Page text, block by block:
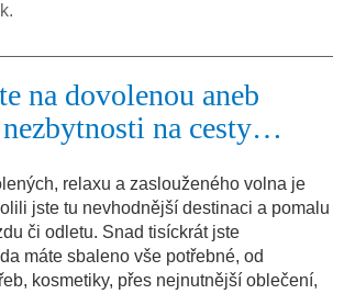
na dovolenou aneb
na cesty…
relaxu a zaslouženého volna je
jste tu nevhodnější destinaci a pomalu
či odletu. Snad tisíckrát jste
máte sbaleno vše potřebné, od
kosmetiky, přes nejnutnější oblečení,